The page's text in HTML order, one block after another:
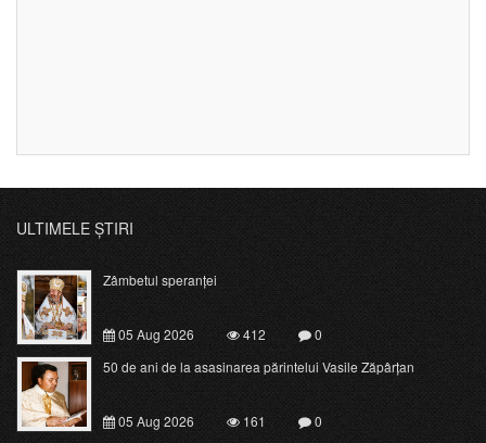
ULTIMELE ȘTIRI
Zâmbetul speranței
05 Aug 2026 412
0
50 de ani de la asasinarea părintelui Vasile Zăpârțan
05 Aug 2026 161
0